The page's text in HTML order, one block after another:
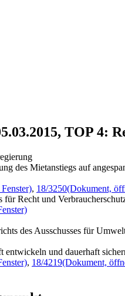
TOP 4:
des Mietanstiegs auf
, 18/3250(Dokument,
Recht und
des Ausschusses für
entwickeln und dauerhaft
, 18/4219(Dokument,